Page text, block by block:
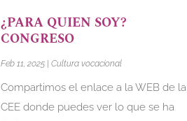
¿PARA QUIEN SOY?
CONGRESO
Feb 11, 2025| Cultura vocacional
Compartimos el enlace a la WEB de la
CEE donde puedes ver lo que se ha